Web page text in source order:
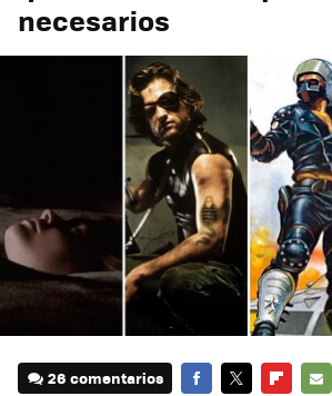
necesarios
26 comentarios